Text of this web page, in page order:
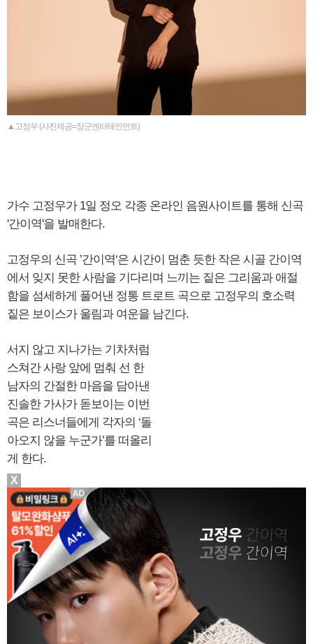
▲고정우 (사진제공=장군엔터테인먼트)
가수 고정우가 1일 정오 각종 온라인 음원사이트를 통해 신곡
'간이역'을 발매한다.
고정우의 신곡 ’간이역‘은 시간이 멈춘 듯한 작은 시골 간이역
에서 잊지 못한 사람을 기다리며 느끼는 짙은 그리움과 애절
함을 섬세하게 풀어낸 정통 트로트 곡으로 고정우의 호소력
짙은 보이스가 울림과 여운을 남긴다.
서지 않고 지나가는 기차처럼
스쳐간 사랑 앞에 멈춰 선 한
남자의 간절한 마음을 담아낸
진솔한 가사가 돋보이는 이번
곡은 리스너들에게 각자의 ‘돌
아오지 않을 누군가’를 떠올리
게 한다.
X